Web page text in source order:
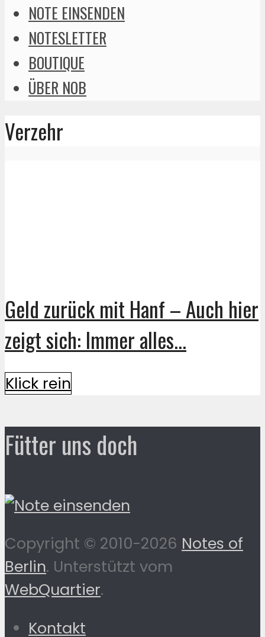
NOTE EINSENDEN
NOTESLETTER
BOUTIQUE
ÜBER NOB
Verzehr
Geld zurück mit Hanf – Auch hier
zeigt sich: Immer alles...
Klick rein
Fütter uns doch
Copyright © 2010-2026 Notes of
Berlin. Unterstützt vom
WebQuartier.
Kontakt